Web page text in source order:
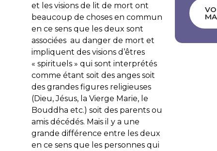
et les visions de lit de mort ont
beaucoup de choses en commun
en ce sens que les deux sont
associées au danger de mort et
impliquent des visions d’êtres
« spirituels » qui sont interprétés
comme étant soit des anges soit
des grandes figures religieuses
(Dieu, Jésus, la Vierge Marie, le
Bouddha etc.) soit des parents ou
amis décédés. Mais il y a une
grande différence entre les deux
en ce sens que les personnes qui